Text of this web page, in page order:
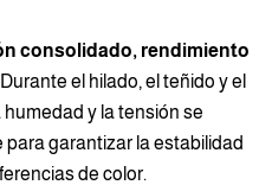
consolidado, rendimiento
Durante el hilado, el teñido y el
y la tensión se
garantizar la estabilidad
de color.